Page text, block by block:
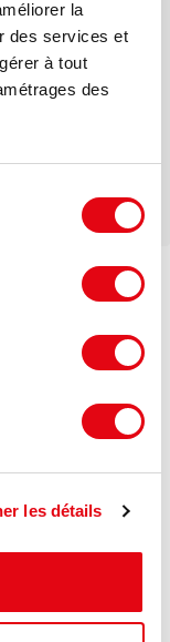
la
des services et
à tout
des
les détails